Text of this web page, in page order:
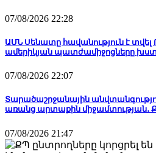
07/08/2026 22:28
ԱՄՆ Սենատը հավանություն է տվել
ամերիկյան պատժամիջոցները
07/08/2026 22:07
Տարածաշրջանային
առանց արտաքին միջամտության․
07/08/2026 21:47